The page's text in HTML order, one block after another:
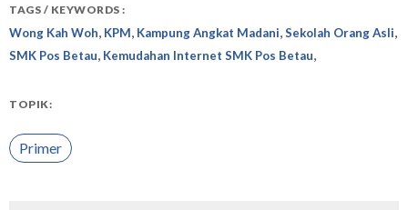
TAGS / KEYWORDS :
Wong Kah Woh KPM Kampung Angkat Madani Sekolah Orang Asli
SMK Pos Betau Kemudahan Internet SMK Pos Betau
TOPIK:
Primer